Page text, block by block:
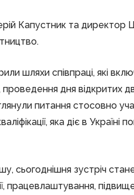
Капустник та
шляхи співпраці, які
дня відкритих
питання стосовно
яка діє в Україні
сьогоднішня зустріч
працевлаштування,